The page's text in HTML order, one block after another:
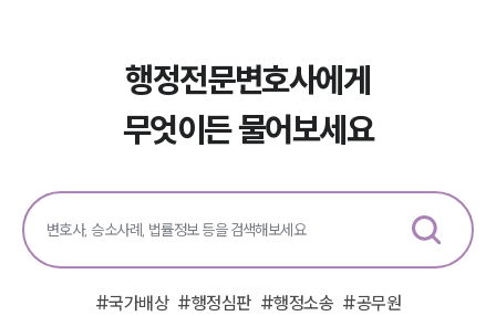
소식/자료
공지사항
법률서식
세미나
행정전문변호사에게
무엇이든 물어보세요
#국가배상 #행정심판 #행정소송 #공무원